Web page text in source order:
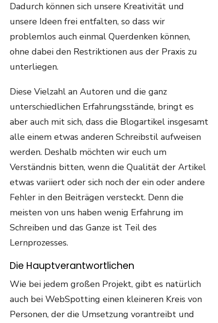
Dadurch können sich unsere Kreativität und
unsere Ideen frei entfalten, so dass wir
problemlos auch einmal Querdenken können,
ohne dabei den Restriktionen aus der Praxis zu
unterliegen.
Diese Vielzahl an Autoren und die ganz
unterschiedlichen Erfahrungsstände, bringt es
aber auch mit sich, dass die Blogartikel insgesamt
alle einem etwas anderen Schreibstil aufweisen
werden. Deshalb möchten wir euch um
Verständnis bitten, wenn die Qualität der Artikel
etwas variiert oder sich noch der ein oder andere
Fehler in den Beiträgen versteckt. Denn die
meisten von uns haben wenig Erfahrung im
Schreiben und das Ganze ist Teil des
Lernprozesses.
Die Hauptverantwortlichen
Wie bei jedem großen Projekt, gibt es natürlich
auch bei WebSpotting einen kleineren Kreis von
Personen, der die Umsetzung vorantreibt und